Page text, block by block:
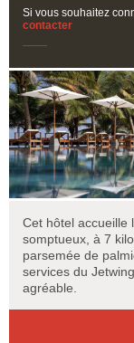
Si vous souhaitez
contacter
Cet hôtel accueille
somptueux, à 7
parsemée de
services du
agréable.